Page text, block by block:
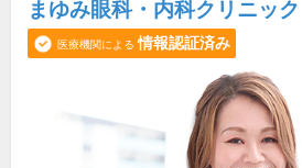
まゆみ眼科・内科クリニック
医療機関による 情報認証済み